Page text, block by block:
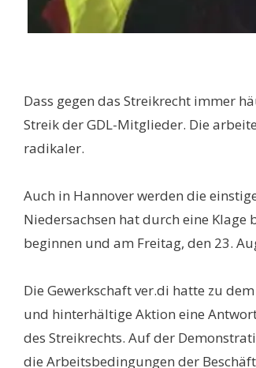
Dass gegen das Streikrecht immer
Streik der GDL-Mitglieder. Die
radikaler.
Auch in Hannover werden die
Niedersachsen hat durch eine
beginnen und am Freitag, den 23.
Die Gewerkschaft ver.di hatte zu
und hinterhältige Aktion eine
des Streikrechts. Auf der
die Arbeitsbedingungen der